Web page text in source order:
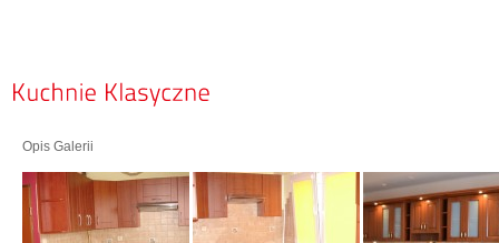
Opis Galerii